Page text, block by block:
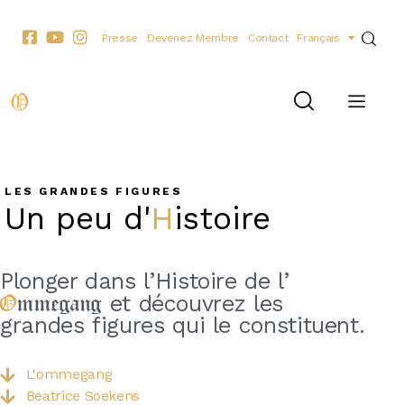
Presse Devenez Membre Contact Français
LES GRANDES FIGURES
Un peu d' Histoire
Plonger dans l’Histoire de l’
Ommegang et découvrez les
grandes figures qui le constituent.
L'ommegang
Beatrice Soekens